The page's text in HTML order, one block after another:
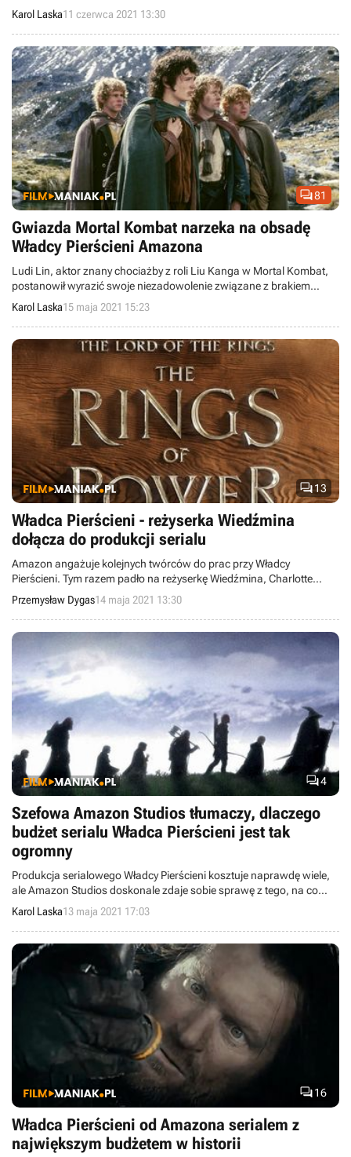
Rohirrim, czyli anime w reżyserii twórcy serialu Ghost in the Shell,
Kenjiego Kamiyamy.
Karol Laska11 czerwca 2021 13:30
81
Gwiazda Mortal Kombat narzeka na obsadę
Władcy Pierścieni Amazona
Ludi Lin, aktor znany chociażby z roli Liu Kanga w Mortal Kombat,
postanowił wyrazić swoje niezadowolenie związane z brakiem
azjatyckich artystów scenicznych w obsadzie Władcy Pierścieni
Amazona.
Karol Laska15 maja 2021 15:23
13
Władca Pierścieni - reżyserka Wiedźmina
dołącza do produkcji serialu
Amazon angażuje kolejnych twórców do prac przy Władcy
Pierścieni. Tym razem padło na reżyserkę Wiedźmina, Charlotte
Brändström.
Przemysław Dygas14 maja 2021 13:30
4
Szefowa Amazon Studios tłumaczy, dlaczego
budżet serialu Władca Pierścieni jest tak
ogromny
Produkcja serialowego Władcy Pierścieni kosztuje naprawdę wiele,
ale Amazon Studios doskonale zdaje sobie sprawę z tego, na co
przeznacza swoje pieniądze. Nieco więcej o budżecie opowiedziała
szefowa firmy, Jennifer Salke.
Karol Laska13 maja 2021 17:03
16
Władca Pierścieni od Amazona serialem z
największym budżetem w historii